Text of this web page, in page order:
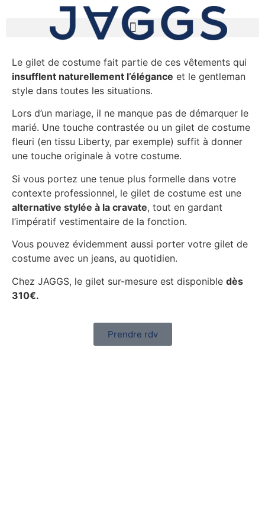
Le gilet de costume fait partie de ces vêtements qui
insufflent naturellement l’élégance et le gentleman
style dans toutes les situations.
Lors d’un mariage, il ne manque pas de démarquer le
marié. Une touche contrastée ou un gilet de costume
fleuri (en tissu Liberty, par exemple) suffit à donner
une touche originale à votre costume.
Si vous portez une tenue plus formelle dans votre
contexte professionnel, le gilet de costume est une
alternative stylée à la cravate, tout en gardant
l’impératif vestimentaire de la fonction.
Vous pouvez évidemment aussi porter votre gilet de
costume avec un jeans, au quotidien.
Chez JAGGS, le gilet sur-mesure est disponible dès
310€.
Prendre rdv